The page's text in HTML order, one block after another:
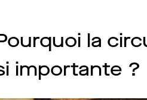
la
importante ?